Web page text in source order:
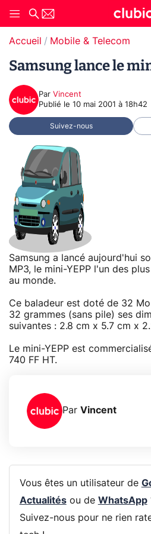
Accueil Mobile & Telecom
Samsung lance le
Par Vincent
Publié le 10 mai 2001 à 18h42
Suivez-nous
Samsung a lancé aujourd'hui
MP3, le mini-YEPP l'un des
au monde.
Ce baladeur est doté de 32
32 grammes (sans pile) ses
suivantes : 2.8 cm x 5.7 cm x
Le mini-YEPP est
740 FF HT.
Par Vincent
Vous êtes un utilisateur de
Actualitésou de WhatsApp
Suivez-nous pour ne rien